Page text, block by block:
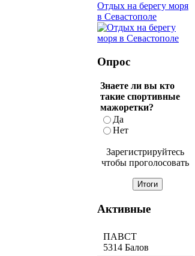
Отдых на берегу моря
в Севастополе
Опрос
Знаете ли вы кто
такие спортивные
мажоретки?
Да
Нет
Зарегистрируйтесь
чтобы проголосовать
Активные
ПАВСТ
5314 Балов